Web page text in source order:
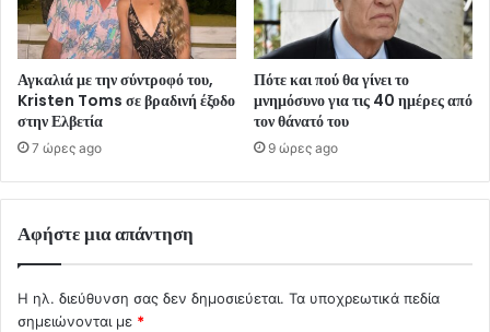
Αγκαλιά με την σύντροφό του,
Kristen Toms σε βραδινή έξοδο
στην Ελβετία
7 ώρες ago
Πότε και πού θα γίνει το
μνημόσυνο για τις 40 ημέρες από
τον θάνατό του
9 ώρες ago
Αφήστε μια απάντηση
Η ηλ. διεύθυνση σας δεν δημοσιεύεται. Τα υποχρεωτικά πεδία
σημειώνονται με *